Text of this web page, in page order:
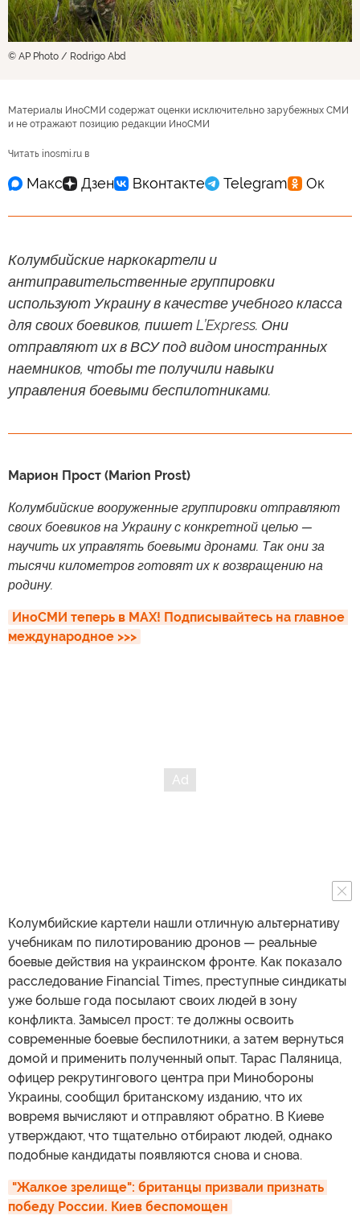
© AP Photo / Rodrigo Abd
Материалы ИноСМИ содержат оценки исключительно зарубежных СМИ
и не отражают позицию редакции ИноСМИ
Читать inosmi.ru в
Колумбийские наркокартели и
антиправительственные группировки
используют Украину в качестве учебного класса
для своих боевиков, пишет L’Express. Они
отправляют их в ВСУ под видом иностранных
наемников, чтобы те получили навыки
управления боевыми беспилотниками.
Марион Прост (Marion Prost)
Колумбийские вооруженные группировки отправляют
своих боевиков на Украину с конкретной целью —
научить их управлять боевыми дронами. Так они за
тысячи километров готовят их к возвращению на
родину.
ИноСМИ теперь в MAX! Подписывайтесь на главное
международное >>>
Колумбийские картели нашли отличную альтернативу
учебникам по пилотированию дронов — реальные
боевые действия на украинском фронте. Как показало
расследование Financial Times, преступные синдикаты
уже больше года посылают своих людей в зону
конфликта. Замысел прост: те должны освоить
современные боевые беспилотники, а затем вернуться
домой и применить полученный опыт. Тарас Паляница,
офицер рекрутингового центра при Минобороны
Украины, сообщил британскому изданию, что их
вовремя вычисляют и отправляют обратно. В Киеве
утверждают, что тщательно отбирают людей, однако
подобные кандидаты появляются снова и снова.
"Жалкое зрелище": британцы призвали признать
победу России. Киев беспомощен